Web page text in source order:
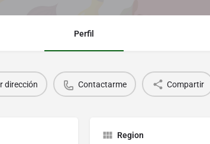
Perfil
dirección Contactarme Compartir
Region